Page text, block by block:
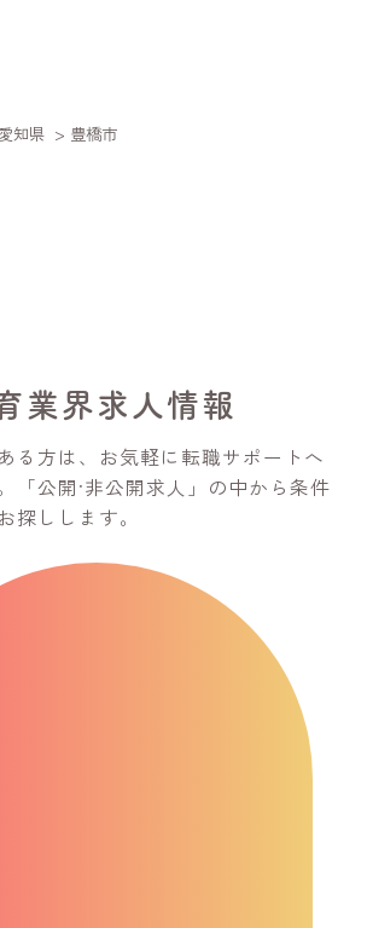
愛知県 > 豊橋市
業界求人情報
る方は、お気軽に転職サポートへ
「公開·非公開求人」の中から条件
探しします。